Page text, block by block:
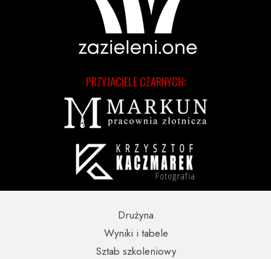
PRZYJACIELE CZARNYCH:
Wyniki i tabele
Sztab szkoleniowy
Drużyna